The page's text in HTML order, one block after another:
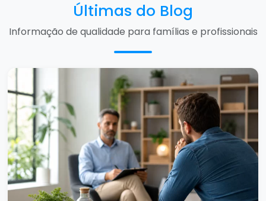
Últimas do Blog
Informação de qualidade para famílias e profissionais